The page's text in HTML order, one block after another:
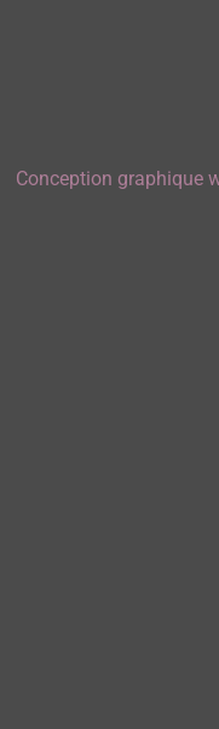
Conception graphique